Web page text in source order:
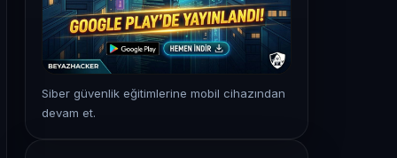
Siber güvenlik eğitimlerine mobil cihazından
devam et.